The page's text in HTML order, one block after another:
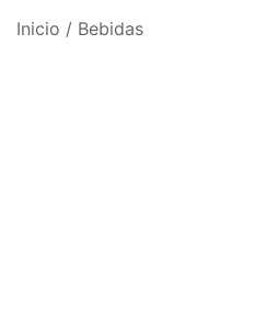
Inicio / Bebidas